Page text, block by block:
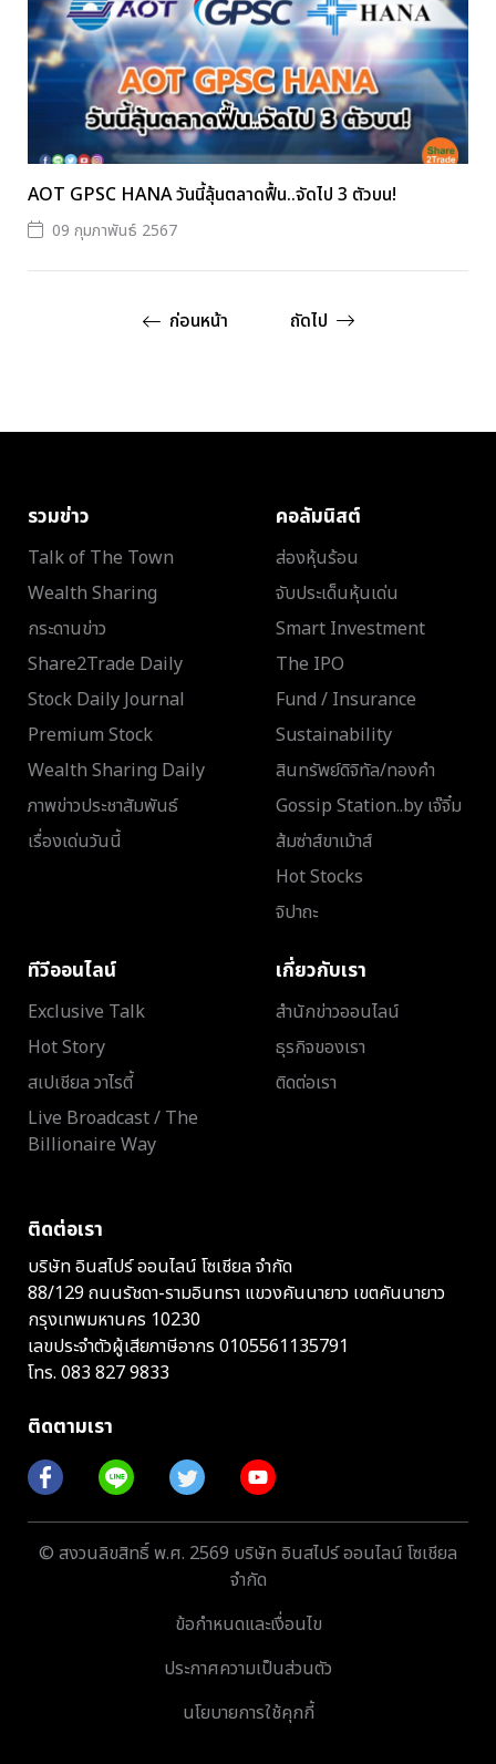
AOT GPSC HANA วันนี้ลุ้นตลาดฟื้น..จัดไป 3 ตัวบน!
09 กุมภาพันธ์ 2567
ก่อนหน้า ถัดไป
รวมข่าว
Talk of The Town
Wealth Sharing
กระดานข่าว
Share2Trade Daily
Stock Daily Journal
Premium Stock
Wealth Sharing Daily
ภาพข่าวประชาสัมพันธ์
เรื่องเด่นวันนี้
คอลัมนิสต์
ส่องหุ้นร้อน
จับประเด็นหุ้นเด่น
Smart Investment
The IPO
Fund / Insurance
Sustainability
สินทรัพย์ดิจิทัล/ทองคำ
Gossip Station..by เจ๊จิ๋ม
ส้มซ่าส์ขาเม้าส์
Hot Stocks
จิปาถะ
ทีวีออนไลน์
Exclusive Talk
Hot Story
สเปเชียล วาไรตี้
Live Broadcast / The
Billionaire Way
เกี่ยวกับเรา
สำนักข่าวออนไลน์
ธุรกิจของเรา
ติดต่อเรา
ติดต่อเรา
บริษัท อินสไปร์ ออนไลน์ โซเชียล จำกัด
88/129 ถนนรัชดา-รามอินทรา แขวงคันนายาว เขตคันนายาว
กรุงเทพมหานคร 10230
เลขประจำตัวผู้เสียภาษีอากร 0105561135791
โทร. 083 827 9833
ติดตามเรา
© สงวนลิขสิทธิ์ พ.ศ. 2569 บริษัท อินสไปร์ ออนไลน์ โซเชียล
จำกัด
ข้อกำหนดและเงื่อนไข
ประกาศความเป็นส่วนตัว
นโยบายการใช้คุกกี้